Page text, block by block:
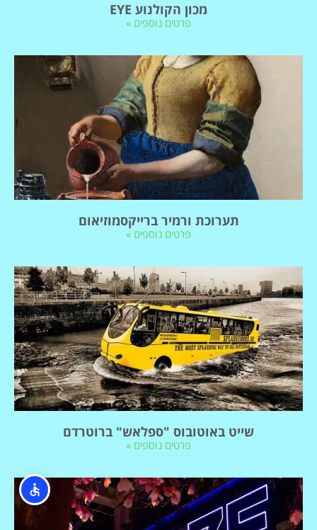
מכון הקולנוע EYE
פרטים נוספים »
תערוכת ורמיר ברייקסמוזיאום
פרטים נוספים »
שייט באוטובוס "ספלאש" ברוטרדם
פרטים נוספים »